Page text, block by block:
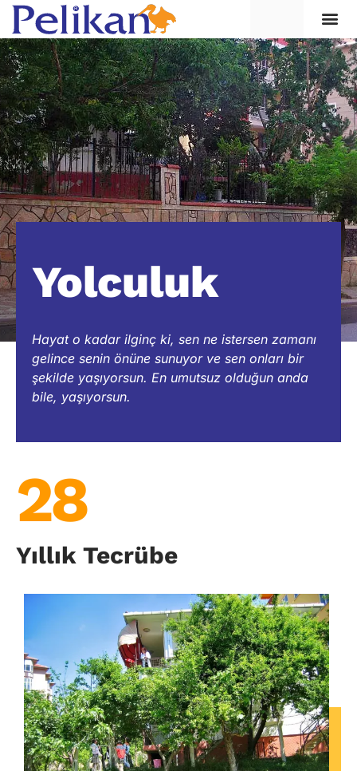
Yolculuk
Hayat o kadar ilginç ki, sen ne istersen zamanı
gelince senin önüne sunuyor ve sen onları bir
şekilde yaşıyorsun. En umutsuz olduğun anda
bile, yaşıyorsun.
28
Yıllık Tecrübe